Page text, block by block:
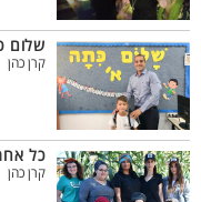
שלום
קרן כהן
כל
קרן כהן